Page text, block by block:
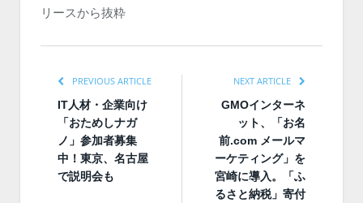
リースから抜粋
PREVIOUS ARTICLE
IT人材・企業向け
「おためしナガ
ノ」参加者募集
中！東京、名古屋
で説明会も
NEXT ARTICLE
GMOインターネ
ット、「お名
前.com メールマ
ーケティング」を
宮崎に導入。「ふ
るさと納税」寄付